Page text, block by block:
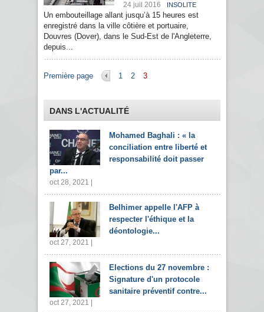
24 juil 2016 INSOLITE
Un embouteillage allant jusqu’à 15 heures est
enregistré dans la ville côtière et portuaire,
Douvres (Dover), dans le Sud-Est de l'Angleterre,
depuis...
Pages
Première page 1 2 3
DANS L'ACTUALITÉ
Mohamed Baghali : « la
conciliation entre liberté et
responsabilité doit passer
par...
oct 28, 2021 |
Belhimer appelle l'AFP à
respecter l'éthique et la
déontologie...
oct 27, 2021 |
Elections du 27 novembre :
Signature d'un protocole
sanitaire préventif contre...
oct 27, 2021 |